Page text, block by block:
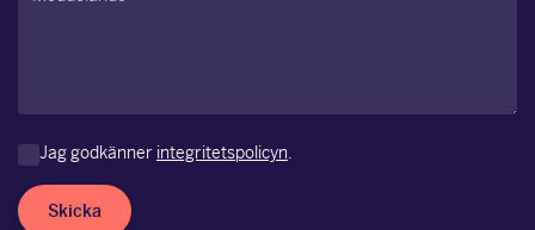
Jag godkänner integritetspolicyn.
Skicka